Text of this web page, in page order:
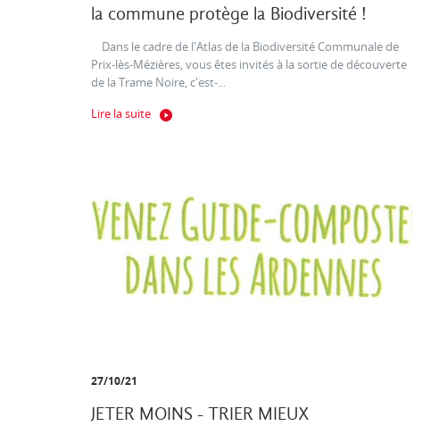
la commune protège la Biodiversité !
Dans le cadre de l'Atlas de la Biodiversité Communale de
Prix-lès-Mézières, vous êtes invités à la sortie de découverte
de la Trame Noire, c'est-...
Lire la suite
27/10/21
JETER MOINS - TRIER MIEUX